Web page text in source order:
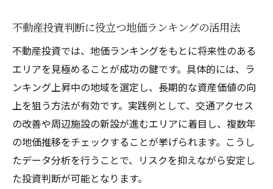
不動産投資判断に役立つ地価ランキングの活用法
不動産投資では、地価ランキングをもとに将来性のある
エリアを見極めることが成功の鍵です。具体的には、ラ
ンキング上昇中の地域を選定し、長期的な資産価値の向
上を狙う方法が有効です。実践例として、交通アクセス
の改善や周辺施設の新設が進むエリアに着目し、複数年
の地価推移をチェックすることが挙げられます。こうし
たデータ分析を行うことで、リスクを抑えながら安定し
た投資判断が可能となります。